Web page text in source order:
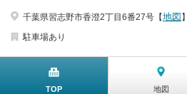
千葉県習志野市香澄2丁目6番27号【地図 】
駐車場あり
TOP 地図